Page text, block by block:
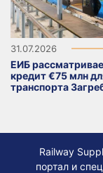
31.07.2026
ЕИБ
кредит €75 млн
транспорта
Railway
портал и